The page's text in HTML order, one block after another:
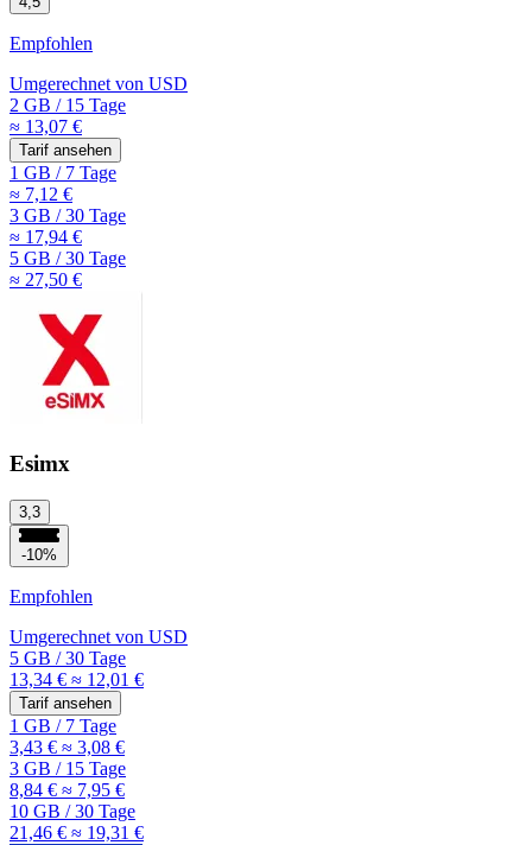
Empfohlen
Umgerechnet von USD
2 GB /15 Tage
≈ 13,07 €
Tarif ansehen
1 GB /7 Tage
≈ 7,12 €
3 GB /30 Tage
≈ 17,94 €
5 GB /30 Tage
≈ 27,50 €
Esimx
3,3
-10%
Empfohlen
Umgerechnet von USD
5 GB /30 Tage
13,34 € ≈ 12,01 €
Tarif ansehen
1 GB /7 Tage
3,43 € ≈ 3,08 €
3 GB /15 Tage
8,84 € ≈ 7,95 €
10 GB /30 Tage
21,46 € ≈ 19,31 €